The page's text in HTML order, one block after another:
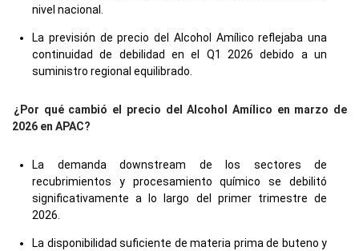
nivel nacional.
La previsión de precio del Alcohol Amílico reflejaba una
continuidad de debilidad en el Q1 2026 debido a un
suministro regional equilibrado.
¿Por qué cambió el precio del Alcohol Amílico en marzo de
2026 en APAC?
La demanda downstream de los sectores de
recubrimientos y procesamiento químico se debilitó
significativamente a lo largo del primer trimestre de
2026.
La disponibilidad suficiente de materia prima de buteno y